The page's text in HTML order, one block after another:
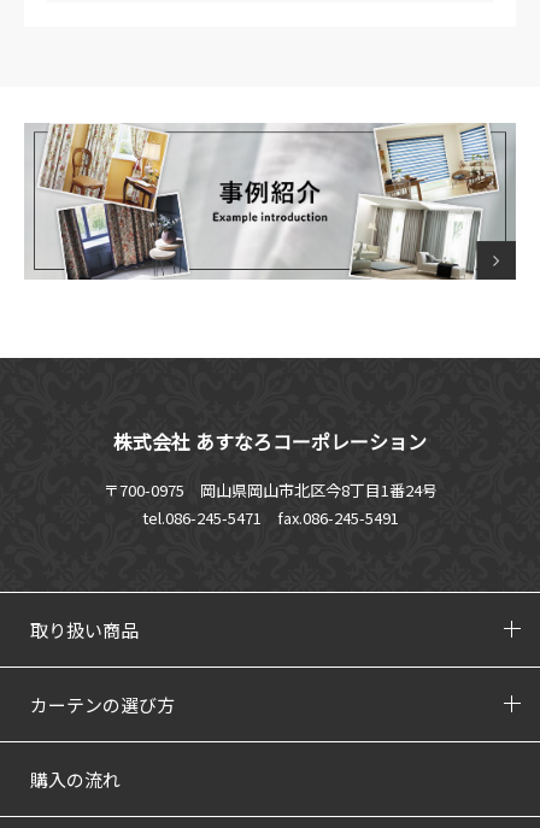
株式会社 あすなろコーポレーション
〒700-0975 岡山県岡山市北区今8丁目1番24号
tel.086-245-5471
fax.086-245-5491
取り扱い商品
カーテンの選び方
購入の流れ